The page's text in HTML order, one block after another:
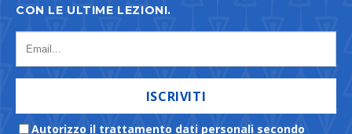
CON LE ULTIME LEZIONI.
ISCRIVITI
Autorizzo il trattamento dati personali secondo